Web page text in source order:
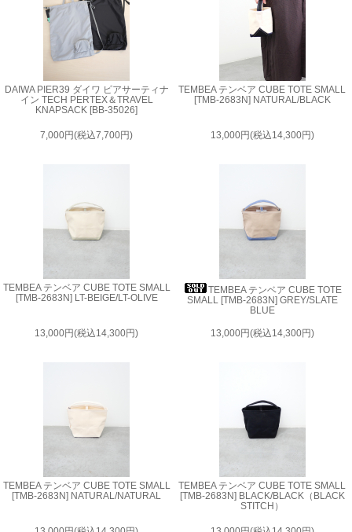
DAIWA PIER39 ダイワ ピアサーティナ
イン TECH PERTEX＆TRAVEL
KNAPSACK [BB-35026]
7,000円(税込7,700円)
TEMBEA テンベア CUBE TOTE SMALL
[TMB-2683N] NATURAL/BLACK
13,000円(税込14,300円)
TEMBEA テンベア CUBE TOTE SMALL
[TMB-2683N] LT-BEIGE/LT-OLIVE
13,000円(税込14,300円)
TEMBEA テンベア CUBE TOTE
SMALL [TMB-2683N] GREY/SLATE
BLUE
13,000円(税込14,300円)
TEMBEA テンベア CUBE TOTE SMALL
[TMB-2683N] NATURAL/NATURAL
TEMBEA テンベア CUBE TOTE SMALL
[TMB-2683N] BLACK/BLACK（BLACK
STITCH）